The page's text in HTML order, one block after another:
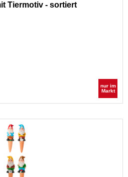
Tiermotiv - sortiert
nur im
Markt